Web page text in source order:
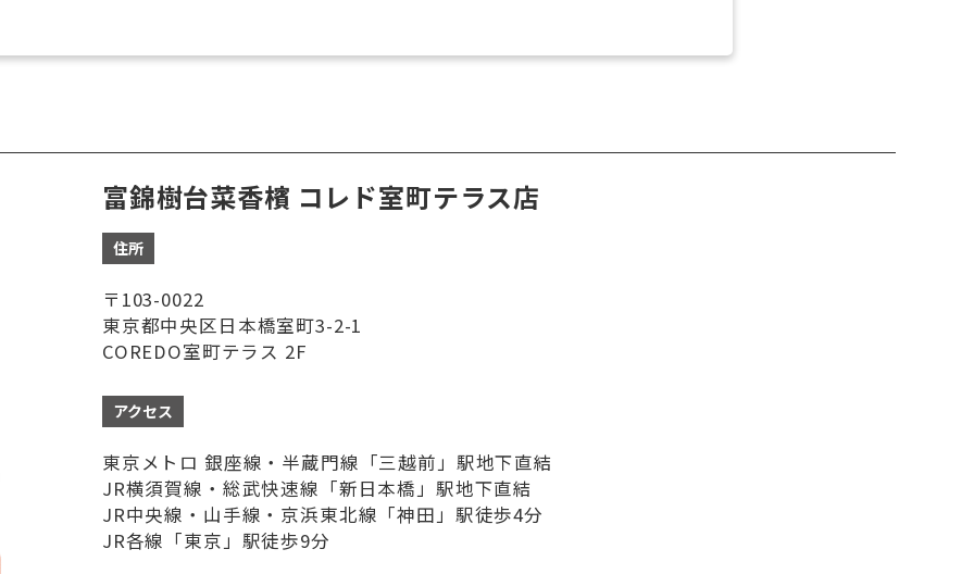
富錦樹台菜香檳 コレド室町テラス店
住所
〒103-0022
東京都中央区日本橋室町3-2-1
COREDO室町テラス 2F
アクセス
東京メトロ 銀座線・半蔵門線「三越前」駅地下直結
JR横須賀線・総武快速線「新日本橋」駅地下直結
JR中央線・山手線・京浜東北線「神田」駅徒歩4分
JR各線「東京」駅徒歩9分